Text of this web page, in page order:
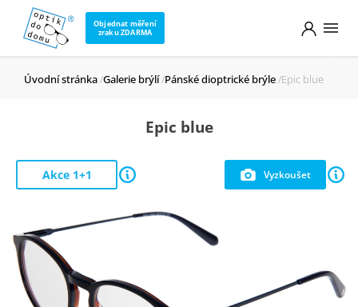
Objednat měření
zraku ZDARMA
Úvodní stránka Galerie brýlí Pánské dioptrické brýle Epic blue
Epic blue
Vyzkoušet
Akce 1+1